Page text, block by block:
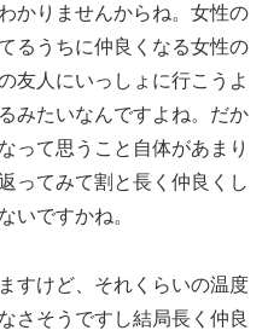
かりませんからね。女性の
るうちに仲良くなる女性の
友人にいっしょに行こうよ
みたいなんですよね。だか
って思うこと自体があまり
ってみて割と長く仲良くし
いですかね。
すけど、それくらいの温度
さそうですし結局長く仲良